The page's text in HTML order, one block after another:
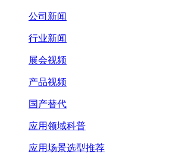
公司新闻
行业新闻
展会视频
产品视频
国产替代
应用领域科普
应用场景选型推荐